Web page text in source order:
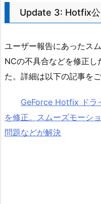
Update 3: Hotfix
ユーザー報告にあったス
NCの不具合などを修正
た。詳細は以下の記事をご
GeForce Hotfix ドラ
を修正。スムーズモーシ
問題などが解決